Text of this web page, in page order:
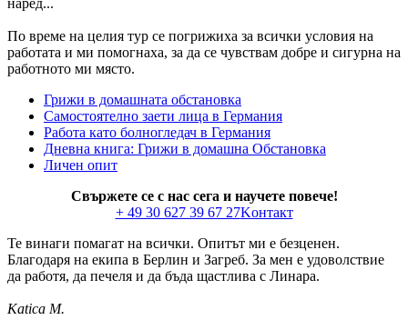
По време на целия тур се погрижиха за всички условия на
работата и ми помогнаха, за да се чувствам добре и сигурна на
работното ми място.
Грижи в домашната обстановка
Самостоятелно заети лица в Германия
Работа като болногледач в Германия
Дневна книга: Грижи в домашна Обстановка
Личен опит
Свържете се с нас сега и научете повече!
+ 49 30 627 39 67 27Kонтакт
Те винаги помагат на всички. Опитът ми е безценен.
Благодаря на екипа в Берлин и Загреб. За мен е удоволствие
да работя, да печеля и да бъда щастлива с Линара.
Katica M.